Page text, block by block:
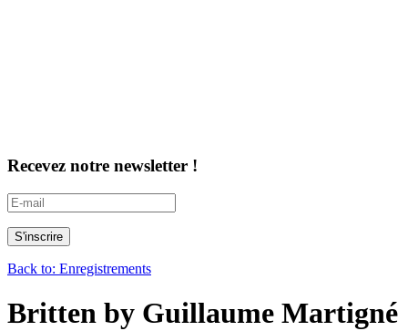
Recevez notre newsletter !
Back to: Enregistrements
Britten by Guillaume Martigné